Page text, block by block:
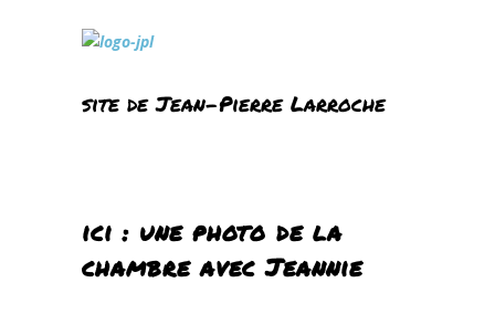
site de Jean-Pierre Larroche
ici : une photo de la
chambre avec Jeannie